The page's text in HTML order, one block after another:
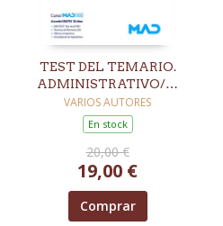
TEST DEL TEMARIO.
ADMINISTRATIVO/A.
SERVICIO DE SALUD DE
CASTILLA Y LEÓN
(SACYL)
VARIOS AUTORES
En stock
20,00 €
19,00 €
Comprar